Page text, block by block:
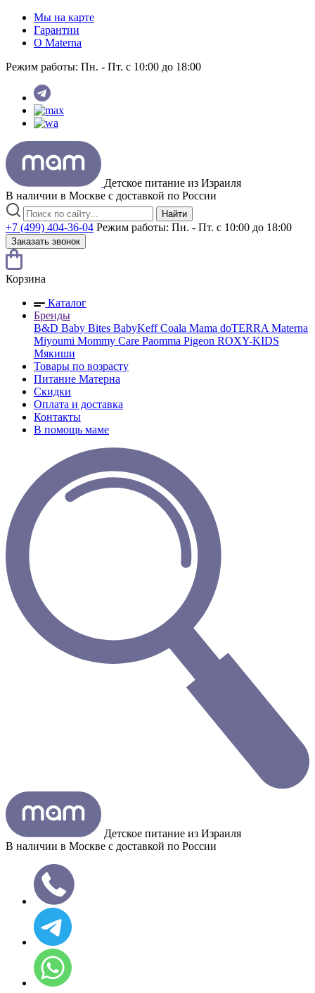
Мы на карте
Гарантии
O Materna
Режим работы: Пн. - Пт. с 10:00 до 18:00
Детское питание из Израиля
В наличии в Москве с доставкой по России
Найти
+7 (499) 404-36-04 Режим работы: Пн. - Пт. с 10:00 до 18:00
Заказать звонок
Корзина
Каталог
Бренды
B&D Baby Bites BabyKeffCoala Mama doTERRA Materna
Miyoumi Mommy Care Paomma Pigeon ROXY-KIDS
Мякиши
Товары по возрасту
Питание Матерна
Скидки
Оплата и доставка
Контакты
В помощь маме
Детское питание из Израиля
В наличии в Москве с доставкой по России